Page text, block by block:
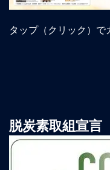
タップ（クリック）で
脱炭素取組宣言